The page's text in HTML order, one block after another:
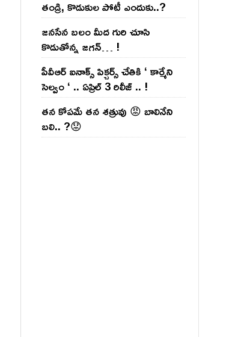
తండ్రి, కొడుకుల పోటీ ఎందుకు..?
జ‌న‌సేన బ‌లం మీద గురి చూసి
కొడుతోన్న జ‌గ‌న్‌… !
పీవీఆర్ ఐనాక్స్ పిక్చర్స్ చేతికి ‘ కార్మేని
సెల్వం ‘ .. ఏప్రిల్ 3 రిలీజ్ .. !
తన కోపమే తన శత్రువు 😡 బాలినేని
బలి.. ?😟